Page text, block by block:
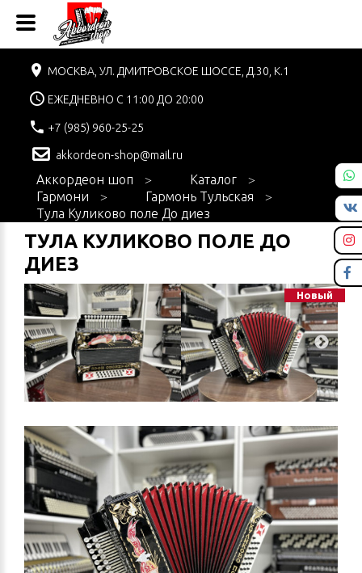
МОСКВА, УЛ. ДМИТРОВСКОЕ ШОССЕ, Д.30, К.1
ЕЖЕДНЕВНО С 11:00 ДО 20:00
+7 (985) 960-25-25
akkordeon-shop@mail.ru
Аккордеон шоп
Каталог
Гармони
Гармонь Тульская
Тула Куликово поле До диез
ТУЛА КУЛИКОВО ПОЛЕ ДО
ДИЕЗ
Новый